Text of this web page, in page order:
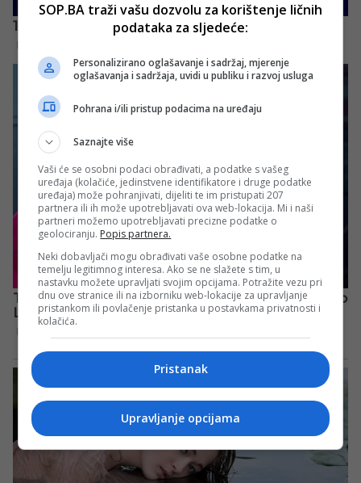
SOP.BA traži vašu dozvolu za korištenje ličnih
podataka za sljedeće:
Personalizirano oglašavanje i sadržaj, mjerenje
oglašavanja i sadržaja, uvidi u publiku i razvoj usluga
Pohrana i/ili pristup podacima na uređaju
Saznajte više
Vaši će se osobni podaci obrađivati, a podatke s vašeg
uređaja (kolačiće, jedinstvene identifikatore i druge podatke
uređaja) može pohranjivati, dijeliti te im pristupati 207
partnera ili ih može upotrebljavati ova web-lokacija. Mi i naši
partneri možemo upotrebljavati precizne podatke o
geolociranju. Popis partnera.
Neki dobavljači mogu obrađivati vaše osobne podatke na
temelju legitimnog interesa. Ako se ne slažete s tim, u
nastavku možete upravljati svojim opcijama. Potražite vezu pri
dnu ove stranice ili na izborniku web-lokacije za upravljanje
pristankom ili povlačenje pristanka u postavkama privatnosti i
kolačića.
Pristanak
Upravljanje opcijama